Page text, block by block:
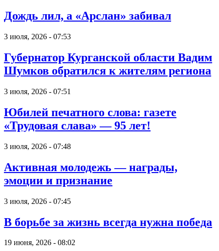
Дождь лил, а «Арслан» забивал
3 июля, 2026 - 07:53
Губернатор Курганской области Вадим
Шумков обратился к жителям региона
3 июля, 2026 - 07:51
Юбилей печатного слова: газете
«Трудовая слава» — 95 лет!
3 июля, 2026 - 07:48
Активная молодежь — награды,
эмоции и признание
3 июля, 2026 - 07:45
В борьбе за жизнь всегда нужна победа
19 июня, 2026 - 08:02